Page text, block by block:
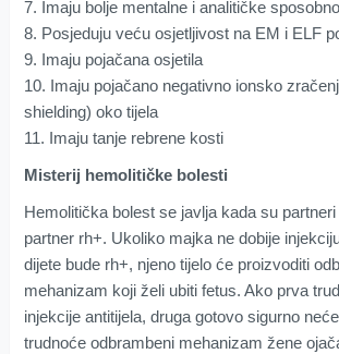
7. Imaju bolje mentalne i analitičke
8. Posjeduju veću osjetljivost na EM i ELF
9. Imaju pojačana osjetila
10. Imaju pojačano negativno ionsko
shielding) oko tijela
11. Imaju tanje rebrene kosti
Misterij hemolitičke bolesti
Hemolitička bolest se javlja kada su
partner rh+. Ukoliko majka ne dobije
dijete bude rh+, njeno tijelo će proizvoditi
mehanizam koji želi ubiti fetus. Ako prva
injekcije antitijela, druga gotovo sigurno
trudnoće odbrambeni mehanizam žene